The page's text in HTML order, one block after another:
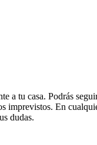
a tu casa. Podrás
imprevistos. En
dudas.